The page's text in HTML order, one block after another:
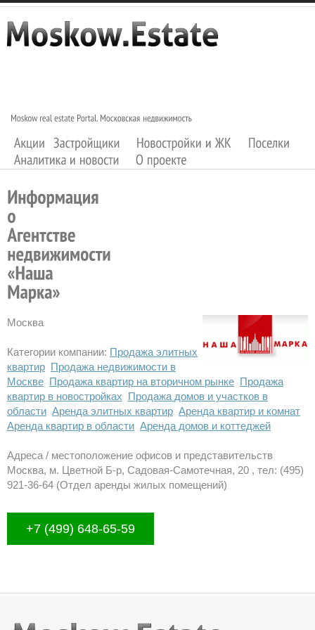
Москва
Категории компании: Продажа элитных
квартир Продажа недвижимости в
Москве Продажа квартир на вторичном рынке Продажа
квартир в новостройках Продажа домов и участков в
области Аренда элитных квартир Аренда квартир и комнат
Аренда квартир в области Аренда домов и коттеджей
Адреса / местоположение офисов и представительств
Москва, м. Цветной Б-р, Садовая-Самотечная, 20 , тел: (495)
921-36-64 (Отдел аренды жилых помещений)
+7 (499) 648-65-59